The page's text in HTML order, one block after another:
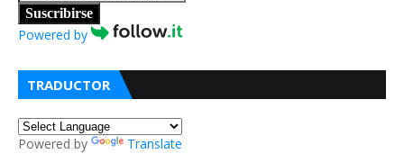
Suscribirse
Powered by
TRADUCTOR
Powered by Translate